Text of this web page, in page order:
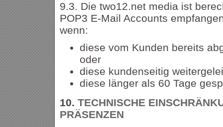
9.3. Die two12.net media ist
POP3 E-Mail Accounts
wenn:
diese vom Kunden bereits
oder
diese kundenseitig
diese länger als 60 Tage
10. TECHNISCHE
PRÄSENZEN